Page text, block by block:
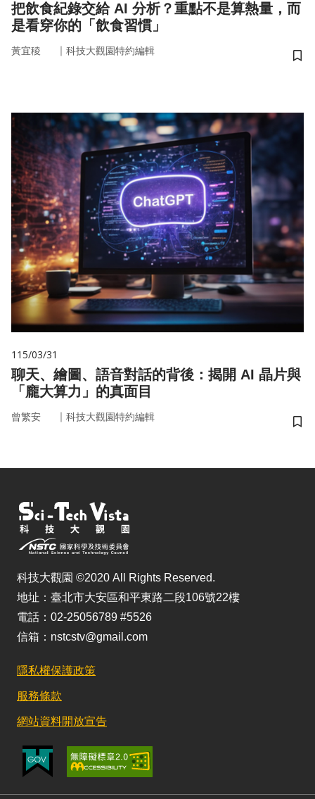
把飲食紀錄交給 AI 分析？重點不是算熱量，而
是看穿你的「飲食習慣」
黃宜稜 ｜ 科技大觀園特約編輯
儲
115/03/31
聊天、繪圖、語音對話的背後：揭開 AI 晶片與
「龐大算力」的真面目
曾繁安 ｜ 科技大觀園特約編輯
儲
科技大觀園 ©2020 All Rights Reserved.
地址：臺北市大安區和平東路二段106號22樓
電話：02-25056789 #5526
信箱：nstcstv@gmail.com
隱私權保護政策
服務條款
網站資料開放宣告